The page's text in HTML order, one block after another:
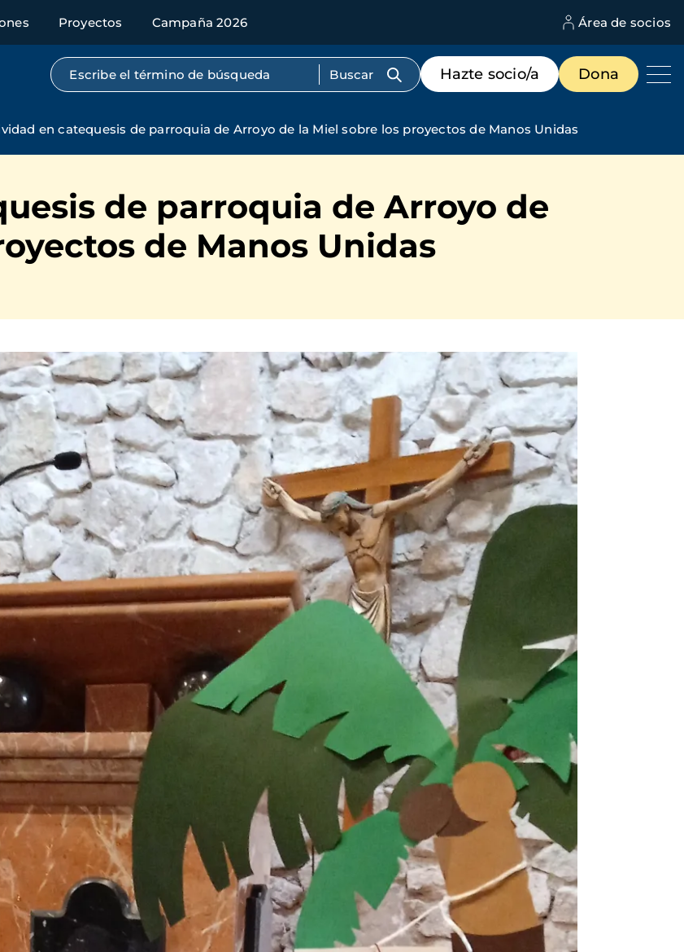
Proyectos Campaña 2026 Área de socios
Búsqueda por texto completo
Menú
de
destacados
Hazte socio/a Dona
en catequesis de parroquia de Arroyo de la Miel sobre los proyectos de Manos Unidas
de parroquia de Arroyo de
de Manos Unidas